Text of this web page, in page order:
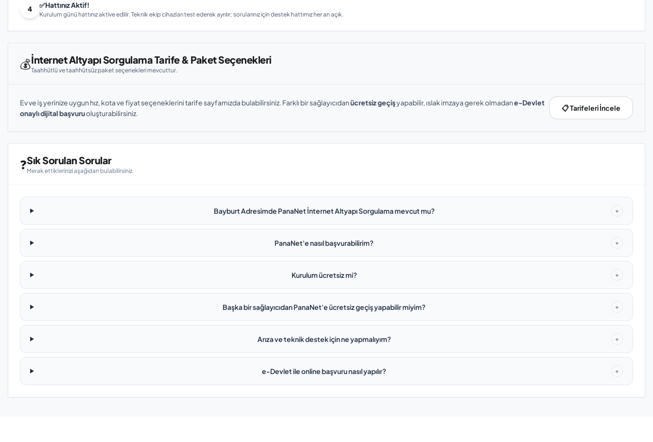
4 ✅Hattınız Aktif!
Kurulum günü hattınız aktive edilir. Teknik ekip cihazları test ederek ayrılır; sorularınız için destek hattımız her an açık.
💰İnternet Altyapı Sorgulama Tarife & Paket Seçenekleri
Taahhütlü ve taahhütsüz paket seçenekleri mevcuttur.
Ev ve iş yerinize uygun hız, kota ve fiyat seçeneklerini tarife sayfamızda bulabilirsiniz. Farklı bir sağlayıcıdanücretsiz geçişyapabilir, ıslak imzaya gerek olmadane-Devlet
onaylı dijital başvuruoluşturabilirsiniz.
📋 Tarifeleri İncele
❓Sık Sorulan Sorular
Merak ettiklerinizi aşağıdan bulabilirsiniz.
Bayburt Adresimde PanaNet İnternet Altyapı Sorgulama mevcut mu? +
PanaNet'e nasıl başvurabilirim? +
Kurulum ücretsiz mi? +
Başka bir sağlayıcıdan PanaNet'e ücretsiz geçiş yapabilir miyim? +
Arıza ve teknik destek için ne yapmalıyım? +
e-Devlet ile online başvuru nasıl yapılır? +